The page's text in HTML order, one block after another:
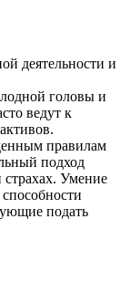
деятельности и
головы и
ведут к
правилам
подход
страхах. Умение
подать